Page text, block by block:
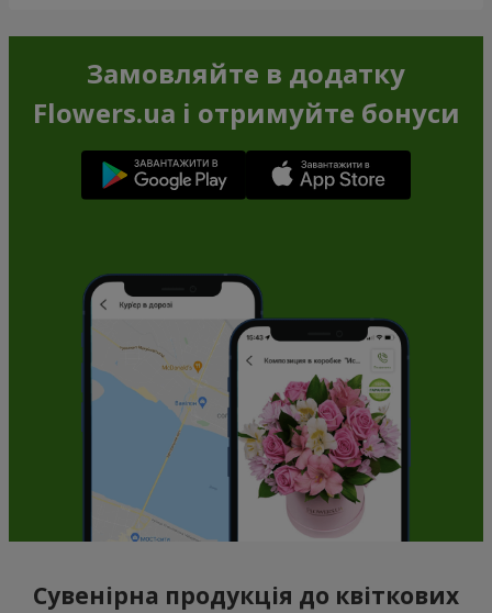
Замовляйте в додатку
Flowers.ua і отримуйте бонуси
Сувенірна продукція до квіткових